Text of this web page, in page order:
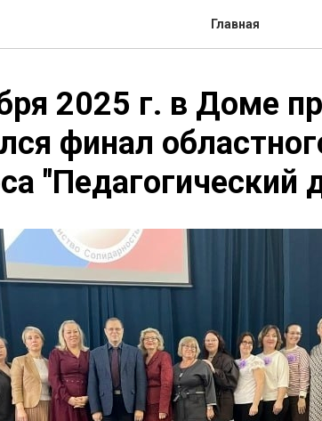
Главная
2025 г. в Доме
финал
"Педагогический